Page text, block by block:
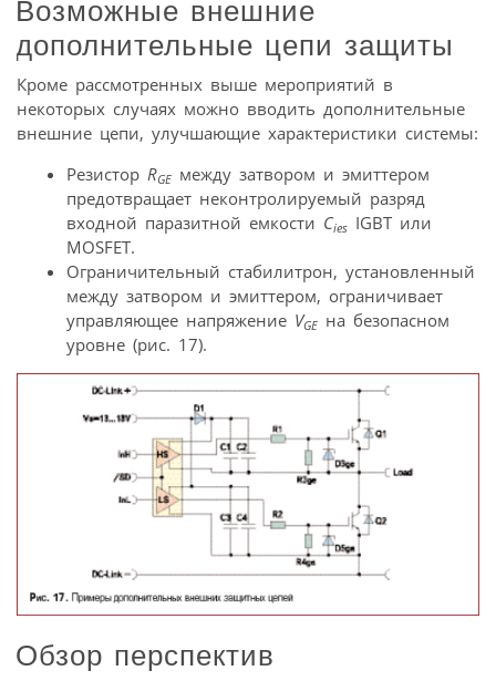
Возможные внешние
дополнительные цепи защиты
Кроме рассмотренных выше мероприятий в
некоторых случаях можно вводить дополнительные
внешние цепи, улучшающие характеристики системы:
Резистор RGE между затвором и эмиттером
предотвращает неконтролируемый разряд
входной паразитной емкости Cies IGBT или
MOSFET.
Ограничительный стабилитрон, установленный
между затвором и эмиттером, ограничивает
управляющее напряжение VGE на безопасном
уровне (рис. 17).
Обзор перспектив